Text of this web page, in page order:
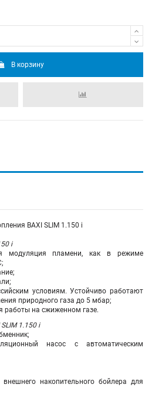
В корзину
BAXI SLIM 1.150 i
i
модуляция пламени, как в режиме
условиям. Устойчиво работают
природного газа до 5 мбар;
работы на сжиженном газе.
1.150 i
насос с автоматическим
накопительного бойлера для